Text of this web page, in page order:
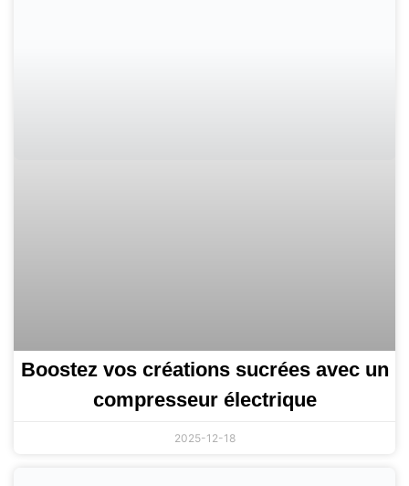
Boostez vos créations sucrées avec un
compresseur électrique
2025-12-18